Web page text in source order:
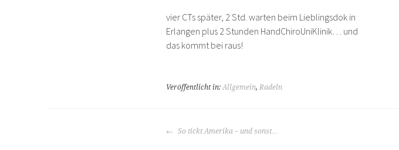
vier CTs später, 2 Std. warten beim Lieblingsdok in
Erlangen plus 2 Stunden HandChiroUniKlinik… und
das kommt bei raus!
Veröffentlicht in:Allgemein, Radeln
BEITRAGS-
So tickt Amerika – und sonst…